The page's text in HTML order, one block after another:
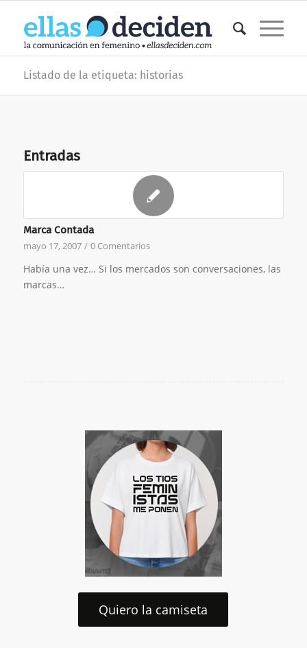
Listado de la etiqueta: historias
Entradas
Marca Contada
mayo 17, 2007 / 0 Comentarios
Había una vez… Si los mercados son conversaciones, las
marcas…
Quiero la camiseta